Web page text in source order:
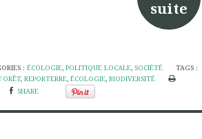
suite
: ÉCOLOGIE, POLITIQUE LOCALE, SOCIÉTÉ
TAGS :
, REPORTERRE, ÉCOLOGIE, BIODIVERSITÉ
SHARE